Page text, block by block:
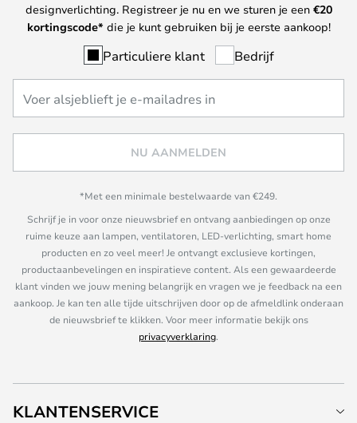
designverlichting. Registreer je nu en we sturen je een €20
kortingscode* die je kunt gebruiken bij je eerste aankoop!
Particuliere klant Bedrijf
NU AANMELDEN
*Met een minimale bestelwaarde van €249.
Schrijf je in voor onze nieuwsbrief en ontvang aanbiedingen op onze
ruime keuze aan lampen, ventilatoren, LED-verlichting, smart home
producten en zo veel meer! Je ontvangt exclusieve kortingen,
productaanbevelingen en inspiratieve content. Als een gewaardeerde
klant vinden we jouw mening belangrijk en vragen we je feedback na een
aankoop. Je kan ten alle tijde uitschrijven door op de afmeldlink onderaan
de nieuwsbrief te klikken. Voor meer informatie bekijk ons
privacyverklaring.
KLANTENSERVICE